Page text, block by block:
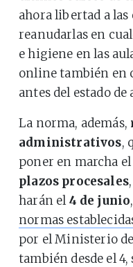
ahora libertad a
reanudarlas en
e higiene en las
online también en
antes del estado de
La norma, además,
administrativos,
poner en marcha
plazos procesales
harán el4 de junio
normas
por el Ministerio
también desde el